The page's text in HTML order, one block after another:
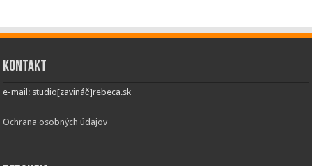
Kontakt
e-mail: studio[zavináč]rebeca.sk
Ochrana osobných údajov